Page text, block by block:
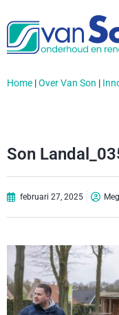
Home |Over Van Son |
Son
februari 27, 2025